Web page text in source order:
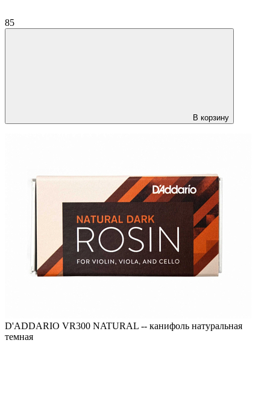
85
В корзину
D'ADDARIO VR300 NATURAL -- канифоль натуральная
темная